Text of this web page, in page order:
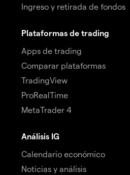
Ingreso y retirada de fondos
Plataformas de trading
Apps de trading
Comparar plataformas
TradingView
ProRealTime
MetaTrader 4
Análisis IG
Calendario económico
Noticias y análisis